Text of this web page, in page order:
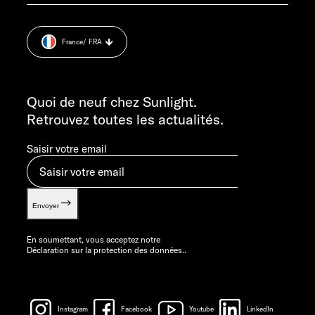
DU LUNDI AU JEUDI : 7H30 – 12H00 H ET 13H00 – 16H00
LE VENDREDI : 7H30 - 12H00
info@sunlight.de
Cookie Consent
Informations sur le poids.
Quoi de neuf chez Sunlight.
Retrouvez toutes les actualités.
Saisir votre email
Envoyer
En soumettant, vous acceptez notre
Déclaration sur la protection des données..
Instagram Facebook Youtube LinkedIn
France/ FRA